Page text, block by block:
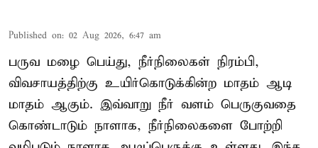
Published on: 02 Aug 2026, 6:47 am
பருவ மழை பெய்து, நீர்நிலைகள் நிரம்பி,
விவசாயத்திற்கு உயிர்கொடுக்கின்ற மாதம் ஆடி
மாதம் ஆகும். இவ்வாறு நீர் வளம் பெருகுவதை
கொண்டாடும் நாளாக, நீர்நிலைகளை போற்றி